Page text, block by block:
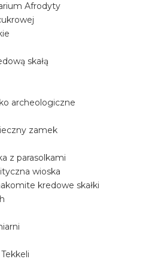
Afrodyty
skałą
archeologiczne
zamek
z parasolkami
wioska
kredowe skałki